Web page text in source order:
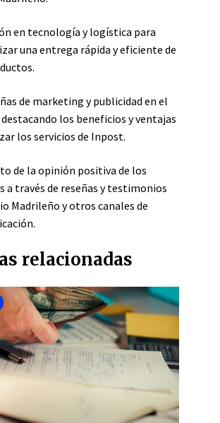
en tecnología y logística para
una entrega rápida y eficiente de
de marketing y publicidad en el
los beneficios y ventajas
los servicios de Inpost.
de la opinión positiva de los
a través de reseñas y testimonios
Madrileño y otros canales de
relacionadas